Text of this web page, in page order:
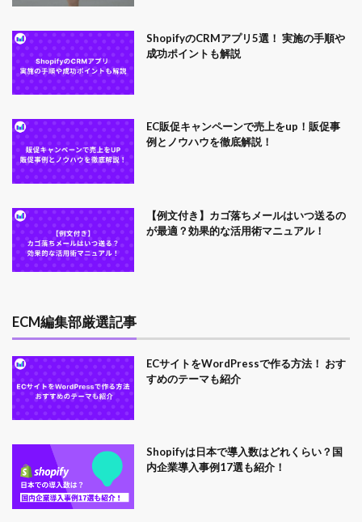
ShopifyのCRMアプリ5選！ 実施の手順や
成功ポイントも解説
EC販促キャンペーンで売上をup！販促事
例とノウハウを徹底解説！
【例文付き】カゴ落ちメールはいつ送るの
が最適？効果的な活用術マニュアル！
ECM編集部厳選記事
ECサイトをWordPressで作る方法！ おす
すめのテーマも紹介
Shopifyは日本で導入数はどれくらい？国
内企業導入事例17選も紹介！